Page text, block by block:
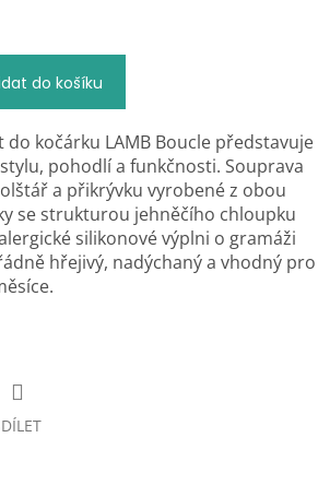
do košíku
kočárku LAMB Boucle představuje
pohodlí a funkčnosti. Souprava
a přikrývku vyrobené z obou
se strukturou jehněčího chloupku
silikonové výplni o gramáži
hřejivý, nadýchaný a vhodný pro